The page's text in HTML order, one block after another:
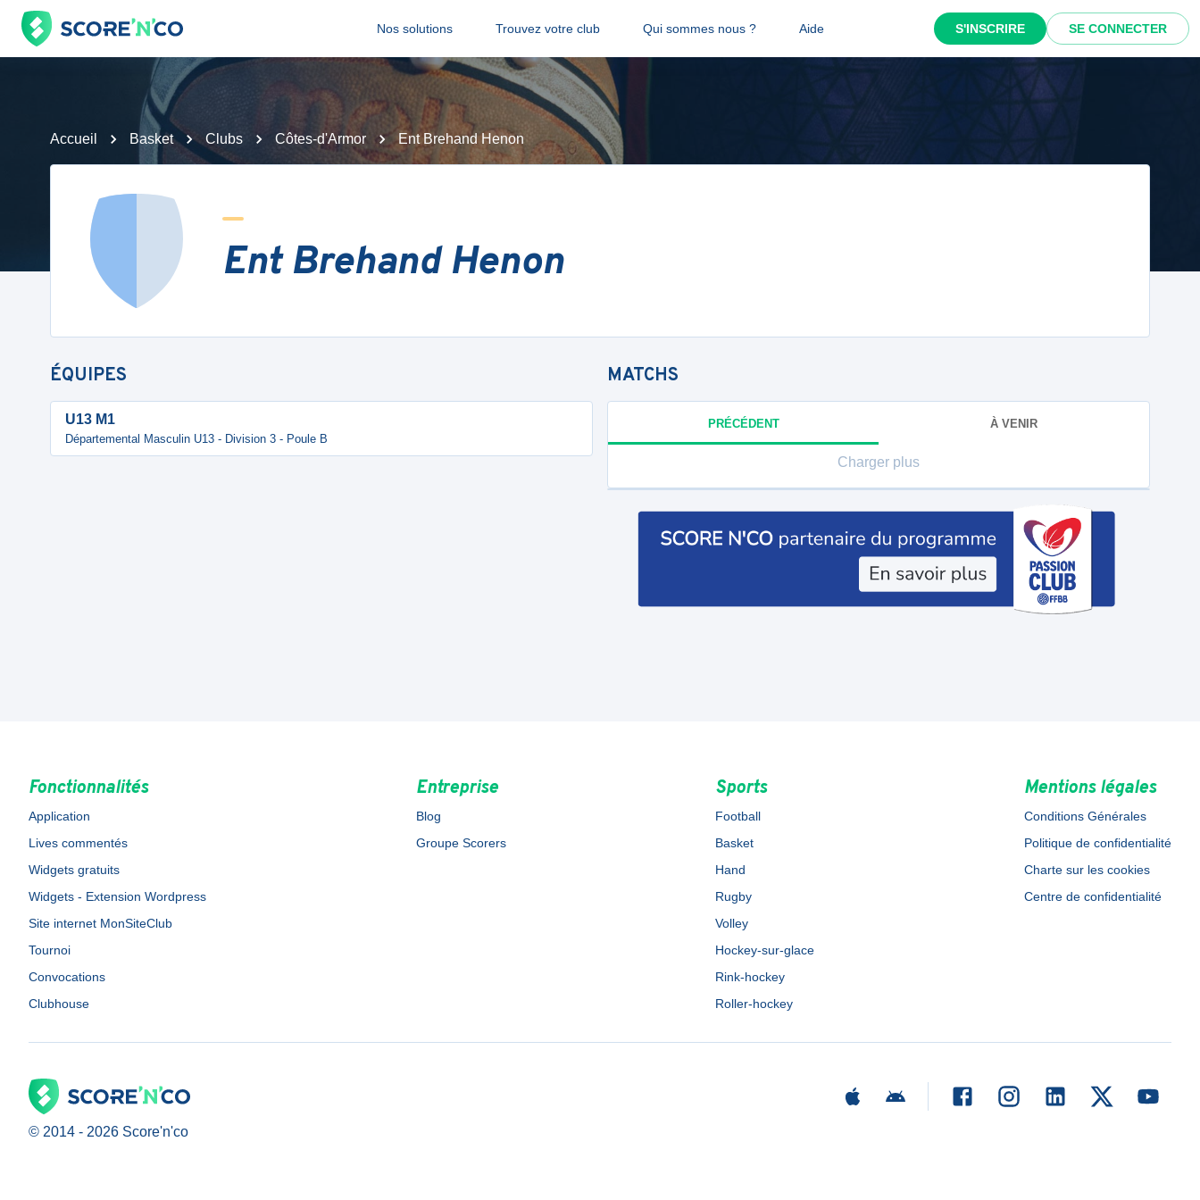
Nos solutions Trouvez votre club Qui sommes nous ? Aide S'INSCRIRE SE CONNECTER
Accueil Basket Clubs Côtes-d'Armor Ent Brehand Henon
Ent Brehand Henon
ÉQUIPES
U13 M1
Départemental Masculin U13 - Division 3 - Poule B
MATCHS
PRÉCÉDENT À VENIR
Charger plus
Fonctionnalités
Application
Lives commentés
Widgets gratuits
Widgets - Extension Wordpress
Site internet MonSiteClub
Tournoi
Convocations
Clubhouse
Entreprise
Blog
Groupe Scorers
Sports
Football
Basket
Hand
Rugby
Volley
Hockey-sur-glace
Rink-hockey
Roller-hockey
Mentions légales
Conditions Générales
Politique de confidentialité
Charte sur les cookies
Centre de confidentialité
© 2014 - 2026 Score'n'co